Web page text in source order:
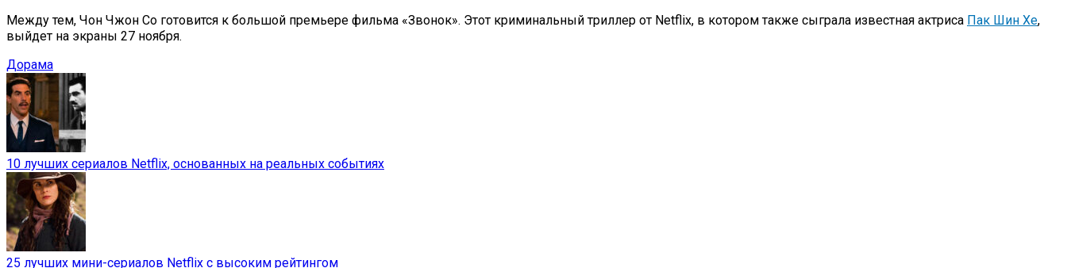
Между тем, Чон Чжон Со готовится к большой премьере фильма «Звонок». Этот криминальный триллер от Netflix, в котором также сыграла известная актриса Пак Шин Хе,
выйдет на экраны 27 ноября.
Дорама
10 лучших сериалов Netflix, основанных на реальных событиях
25 лучших мини-сериалов Netflix с высоким рейтингом